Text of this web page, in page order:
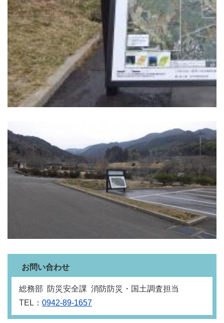
お問い合わせ
総務部 防災安全課 消防防災・国土調査担当
TEL： 0942-89-1657